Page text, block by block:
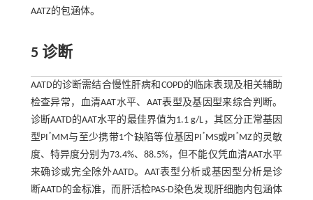
AATZ的包涵体。
5 诊断
AATD的诊断需结合慢性肝病和COPD的临床表现及相关辅助
检查异常，血清AAT水平、AAT表型及基因型来综合判断。
诊断AATD的AAT水平的最佳界值为1.1 g/L，其区分正常基因
型PI * MM与至少携带1个缺陷等位基因PI * MS或PI * MZ的灵敏
度、特异度分别为73.4%、88.5%，但不能仅凭血清AAT水平
来确诊或完全除外AATD。AAT表型分析或基因型分析是诊
断AATD的金标准，而肝活检PAS-D染色发现肝细胞内包涵体